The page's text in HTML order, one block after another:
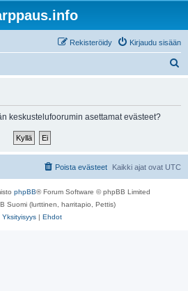
Kirjaudu sisään
Rekisteröidy
keskustelufoorumin asettamat evästeet?
Kaikki ajat ovat UTC
Poista evästeet
phpBB® Forum Software © phpBB Limited
Suomi (lurttinen, harritapio, Pettis)
Yksityisyys | Ehdot